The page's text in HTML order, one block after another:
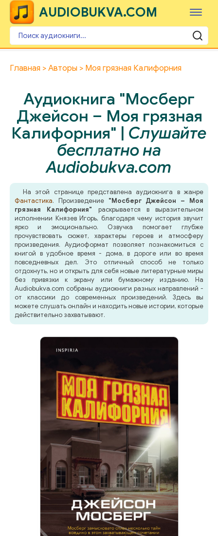
AUDIOBUKVA.COM
Главная Авторы Моя грязная Калифорния
Аудиокнига "Мосберг
Джейсон – Моя грязная
Калифорния" | Слушайте
бесплатно на
Audiobukva.com
На этой странице представлена аудиокнига в жанре
Фантастика. Произведение "Мосберг Джейсон – Моя
грязная Калифорния" раскрывается в выразительном
исполнении Князев Игорь, благодаря чему история звучит
ярко и эмоционально. Озвучка помогает глубже
прочувствовать сюжет, характеры героев и атмосферу
произведения. Аудиоформат позволяет познакомиться с
книгой в удобное время - дома, в дороге или во время
повседневных дел. Это отличный способ не только
отдохнуть, но и открыть для себя новые литературные миры
без привязки к экрану или бумажному изданию. На
Audiobukva.com собраны аудиокниги разных направлений -
от классики до современных произведений. Здесь вы
можете слушать онлайн и находить новые истории, которые
действительно захватывают.